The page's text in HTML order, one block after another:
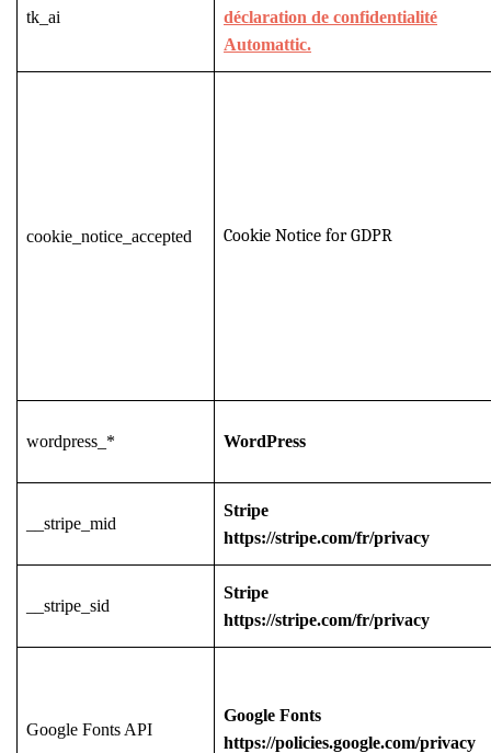
tk_ai
déclaration de confidentialité
Automattic.
cookie_notice_accepted Cookie Notice for GDPR
wordpress_* WordPress
__stripe_mid
Stripe
https://stripe.com/fr/privacy
__stripe_sid
Stripe
https://stripe.com/fr/privacy
Google Fonts API
Google Fonts
https://policies.google.com/privacy